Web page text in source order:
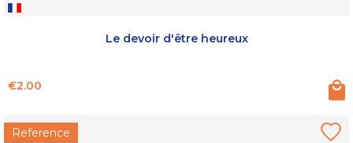
Le devoir d'être heureux
Price
€2.00
Reference